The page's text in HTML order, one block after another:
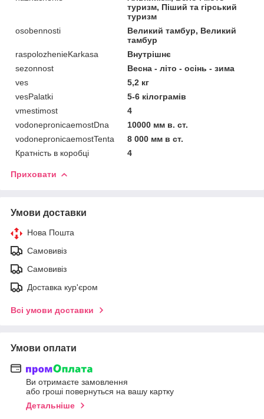
туризм, Піший та гірський
туризм
osobennosti
Великий тамбур, Великий
тамбур
raspolozhenieKarkasa
Внутрішнє
sezonnost
Весна - літо - осінь - зима
ves
5,2 кг
vesPalatki
5-6 кілограмів
vmestimost
4
vodonepronicaemostDna
10000 мм в. ст.
vodonepronicaemostTenta
8 000 мм в ст.
Кратність в коробці
4
Приховати
Умови доставки
Нова Пошта
Самовивіз
Самовивіз
Доставка кур'єром
Всі умови доставки
Умови оплати
Ви отримаєте замовлення
або гроші повернуться на вашу картку
Детальніше